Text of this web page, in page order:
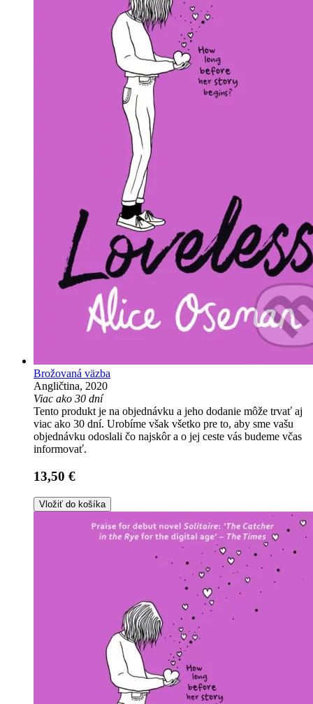
Brožovaná väzba
Angličtina, 2020
Viac ako 30 dní
Tento produkt je na objednávku a jeho dodanie môže trvať aj
viac ako 30 dní. Urobíme však všetko pre to, aby sme vašu
objednávku odoslali čo najskôr a o jej ceste vás budeme včas
informovať.
13,50 €
Vložiť do košíka